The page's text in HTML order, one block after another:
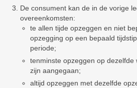
De consument kan de in de vorige
overeenkomsten:
te allen tijde opzeggen en niet
opzegging op een bepaald
periode;
tenminste opzeggen op dezelfde
zijn aangegaan;
altijd opzeggen met dezelfde